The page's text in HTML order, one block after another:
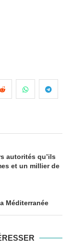
autorités qu’ils
et un millier de
Méditerranée